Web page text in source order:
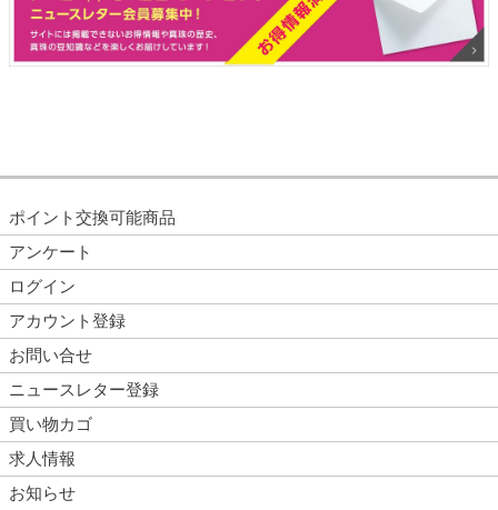
ポイント交換可能商品
アンケート
ログイン
アカウント登録
お問い合せ
ニュースレター登録
買い物カゴ
求人情報
お知らせ